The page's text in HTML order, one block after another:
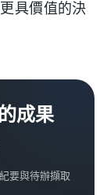
具價值的決
成果
要與待辦擷取